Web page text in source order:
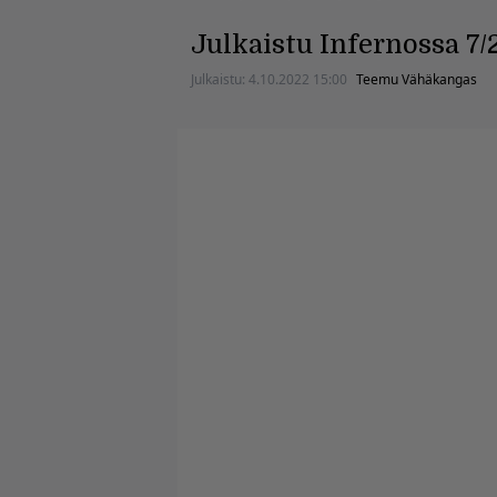
Julkaistu Infernossa 7/
Julkaistu: 4.10.2022 15:00 Teemu Vähäkangas